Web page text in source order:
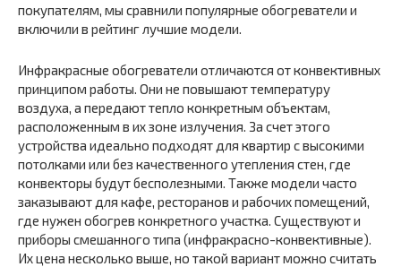
покупателям, мы сравнили популярные обогреватели и
включили в рейтинг лучшие модели.
Инфракрасные обогреватели отличаются от конвективных
принципом работы. Они не повышают температуру
воздуха, а передают тепло конкретным объектам,
расположенным в их зоне излучения. За счет этого
устройства идеально подходят для квартир с высокими
потолками или без качественного утепления стен, где
конвекторы будут бесполезными. Также модели часто
заказывают для кафе, ресторанов и рабочих помещений,
где нужен обогрев конкретного участка. Существуют и
приборы смешанного типа (инфракрасно-конвективные).
Их цена несколько выше, но такой вариант можно считать